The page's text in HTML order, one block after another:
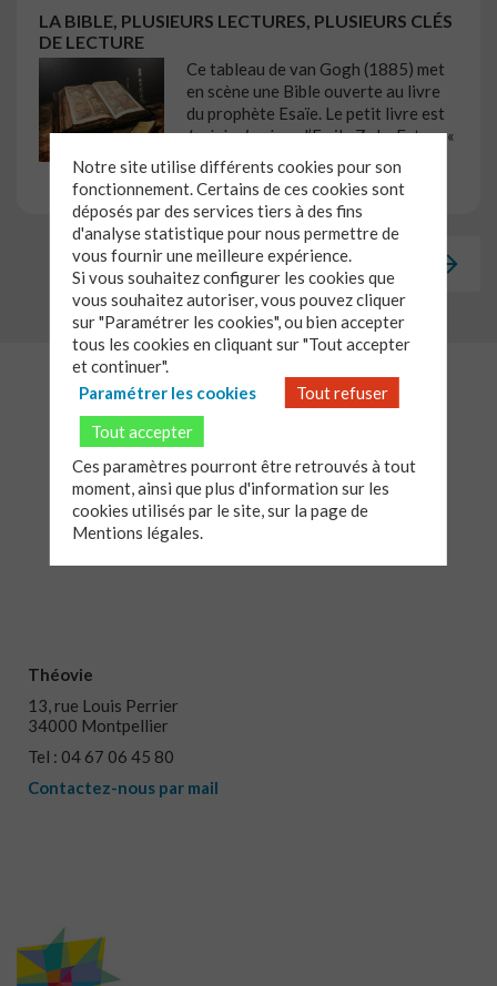
LA BIBLE, PLUSIEURS LECTURES, PLUSIEURS CLÉS
DE LECTURE
Ce tableau de van Gogh (1885) met
en scène une Bible ouverte au livre
du prophète Esaïe. Le petit livre est
La joie de vivred’Emile Zola. Est-ce «
la joie de vivre » qui sert de clé de
lecture à la Bible ?
Revenir à la page précédente
Théovie
13, rue Louis Perrier
34000 Montpellier
Tel : 04 67 06 45 80
Contactez-nous par mail
Notre site utilise différents cookies pour son
fonctionnement. Certains de ces cookies sont
déposés par des services tiers à des fins
d'analyse statistique pour nous permettre de
vous fournir une meilleure expérience.
Si vous souhaitez configurer les cookies que
vous souhaitez autoriser, vous pouvez cliquer
sur "Paramétrer les cookies", ou bien accepter
tous les cookies en cliquant sur "Tout accepter
et continuer".
Paramétrer les cookies
Tout refuser
Tout accepter
Ces paramètres pourront être retrouvés à tout
moment, ainsi que plus d'information sur les
cookies utilisés par le site, sur la page de
Mentions légales.